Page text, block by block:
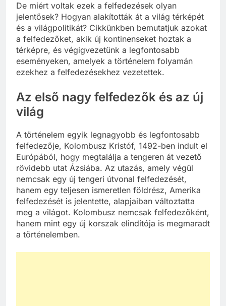
De miért voltak ezek a felfedezések olyan
jelentősek? Hogyan alakították át a világ térképét
és a világpolitikát? Cikkünkben bemutatjuk azokat
a felfedezőket, akik új kontinenseket hoztak a
térképre, és végigvezetünk a legfontosabb
eseményeken, amelyek a történelem folyamán
ezekhez a felfedezésekhez vezetettek.
Az első nagy felfedezők és az új
világ
A történelem egyik legnagyobb és legfontosabb
felfedezője, Kolombusz Kristóf, 1492-ben indult el
Európából, hogy megtalálja a tengeren át vezető
rövidebb utat Ázsiába. Az utazás, amely végül
nemcsak egy új tengeri útvonal felfedezését,
hanem egy teljesen ismeretlen földrész, Amerika
felfedezését is jelentette, alapjaiban változtatta
meg a világot. Kolombusz nemcsak felfedezőként,
hanem mint egy új korszak elindítója is megmaradt
a történelemben.